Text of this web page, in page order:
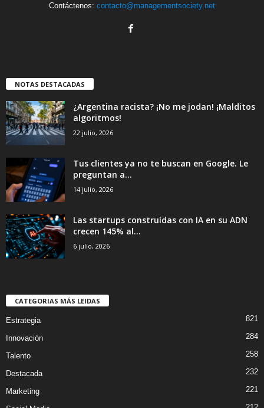
Contáctenos: contacto@managementsociety.net
NOTAS DESTACADAS
¿Argentina racista? ¡No me jodan! ¡Malditos
algoritmos!
22 julio, 2026
Tus clientes ya no te buscan en Google. Le
preguntan a...
14 julio, 2026
Las startups construídas con IA en su ADN
crecen 145% al...
6 julio, 2026
CATEGORIAS MÁS LEIDAS
Estrategia 821
Innovación 284
Talento 258
Destacada 232
Marketing 221